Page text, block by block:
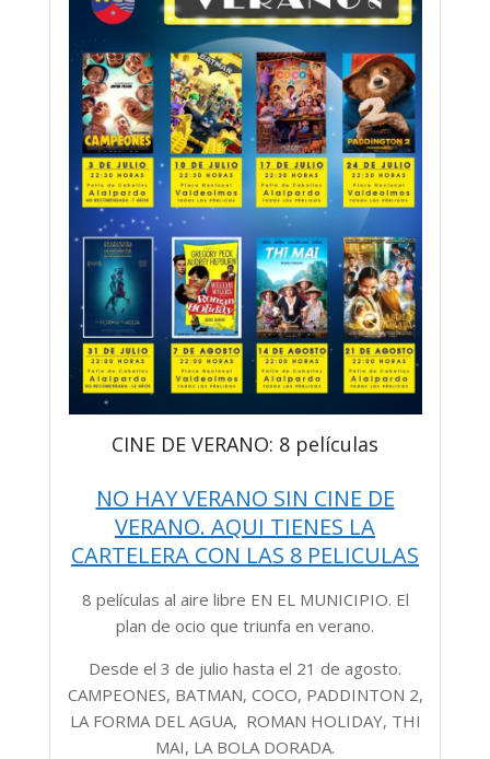
CINE DE VERANO: 8 películas
NO HAY VERANO SIN CINE DE
VERANO. AQUI TIENES LA
CARTELERA CON LAS 8 PELICULAS
8 películas al aire libre EN EL MUNICIPIO. El
plan de ocio que triunfa en verano.
Desde el 3 de julio hasta el 21 de agosto.
CAMPEONES, BATMAN, COCO, PADDINTON 2,
LA FORMA DEL AGUA, ROMAN HOLIDAY, THI
MAI, LA BOLA DORADA.